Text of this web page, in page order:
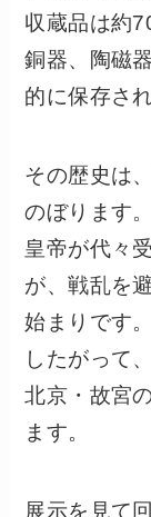
収蔵品は約
銅器、陶磁
的に保存さ
その歴史は
のぼります。
皇帝が代々
が、戦乱を
始まりです。
したがって
北京・故宮
ます。
展示を見て